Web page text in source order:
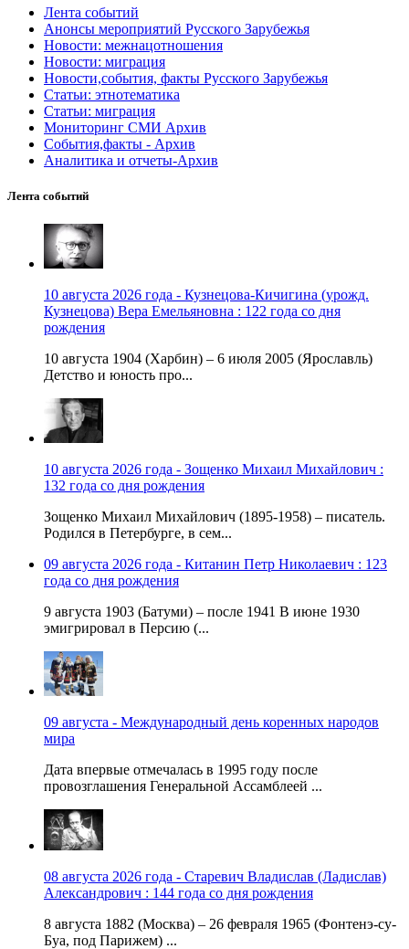
Лента событий
Анонсы мероприятий Русского Зарубежья
Новости: межнацотношения
Новости: миграция
Новости,события, факты Русского Зарубежья
Статьи: этнотематика
Статьи: миграция
Мониторинг СМИ Архив
События,факты - Архив
Аналитика и отчеты-Архив
Лента событий
10 августа 2026 года - Кузнецова-Кичигина (урожд.
Кузнецова) Вера Емельяновна : 122 года со дня
рождения
10 августа 1904 (Харбин) – 6 июля 2005 (Ярославль)
Детство и юность про...
10 августа 2026 года - Зощенко Михаил Михайлович :
132 года со дня рождения
Зощенко Михаил Михайлович (1895-1958) – писатель.
Родился в Петербурге, в сем...
09 августа 2026 года - Китанин Петр Николаевич : 123
года со дня рождения
9 августа 1903 (Батуми) – после 1941 В июне 1930
эмигрировал в Персию (...
09 августа - Международный день коренных народов
мира
Дата впервые отмечалась в 1995 году после
провозглашения Генеральной Ассамблеей ...
08 августа 2026 года - Старевич Владислав (Ладислав)
Александрович : 144 года со дня рождения
8 августа 1882 (Москва) – 26 февраля 1965 (Фонтенэ-су-
Буа, под Парижем) ...